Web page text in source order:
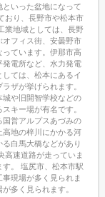
いった盆地になって
おり、長野市や松本市
業地域としては、長野
フィス街、安曇野市
ています。伊那市高
電所など、水力発電
ては、松本にあるイ
ザが挙げられます。
や旧開智学校などの
キー場が有名です。
営アルプスあづみの
地の梓川にかかる河
白馬大橋などがあり
高速道路が走っていま
。 塩尻市、松本市駅
現場が多く見られま
多く見られます。